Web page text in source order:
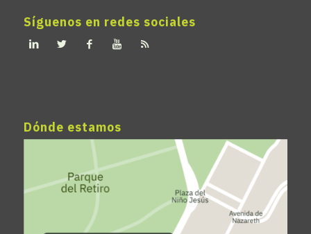
Síguenos en redes sociales
Dónde estamos